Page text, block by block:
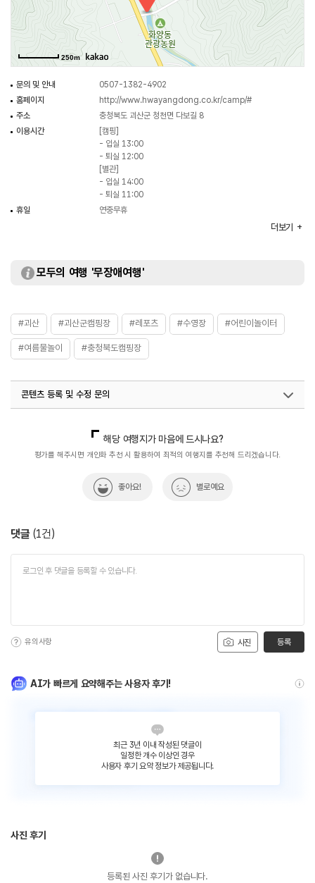
250m
문의 및 안내
0507-1382-4902
홈페이지
http://www.hwayangdong.co.kr/camp/#
주소
충청북도 괴산군 청천면 다보길 8
이용시간
[캠핑]
- 입실 13:00
- 퇴실 12:00
[별관]
- 입실 14:00
- 퇴실 11:00
휴일
연중무휴
※ 이용요금은 변동될 수 있으므로 홈페이지 참조 또는 전화
더보기
모두의 여행 '무장애여행'
#괴산 #괴산군캠핑장 #레포츠 #수영장 #어린이놀이터
#여름물놀이 #충청북도캠핑장
콘텐츠 등록 및 수정 문의
해당 여행지가 마음에 드시나요?
평가를 해주시면 개인화 추천 시 활용하여 최적의 여행지를 추천해 드리겠습니다.
좋아요! 별로예요
댓글 (1건)
사진
유의사항 등록
AI가 빠르게 요약해주는 사용자 후기!
최근 3년 이내 작성된 댓글이
일정한 개수 이상인 경우
사용자 후기 요약 정보가 제공됩니다.
사진 후기
등록된 사진 후기가 없습니다.